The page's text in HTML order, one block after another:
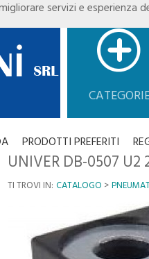
PRODOTTI PREFERITI
UNIVER DB-0507
TI TROVI IN: CATALOGO
servizi e esperienza